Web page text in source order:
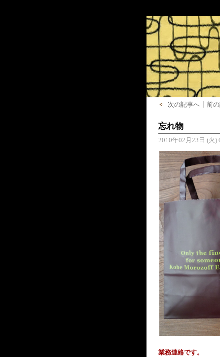
次の記事へ 前
忘れ物
2010年02月23日 (火)
業務連絡です。